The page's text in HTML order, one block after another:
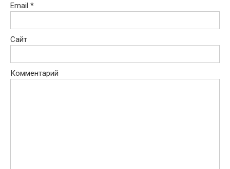
Email *
Сайт
Комментарий